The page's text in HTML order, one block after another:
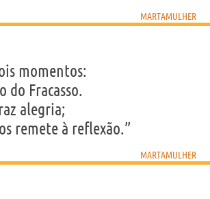
MARTAMULHER
momentos:
do Fracasso.
alegria;
remete à reflexão.”
MARTAMULHER